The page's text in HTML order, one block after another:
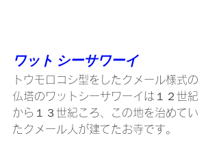
ワット シーサワーイ
トウモロコシ型をしたクメール様式の
仏塔のワットシーサワーイは１２世紀
から１３世紀ころ、この地を治めてい
たクメール人が建てたお寺です。